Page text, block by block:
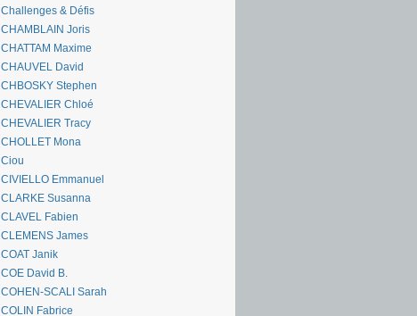
Challenges & Défis
CHAMBLAIN Joris
CHATTAM Maxime
CHAUVEL David
CHBOSKY Stephen
CHEVALIER Chloé
CHEVALIER Tracy
CHOLLET Mona
Ciou
CIVIELLO Emmanuel
CLARKE Susanna
CLAVEL Fabien
CLEMENS James
COAT Janik
COE David B.
COHEN-SCALI Sarah
COLIN Fabrice